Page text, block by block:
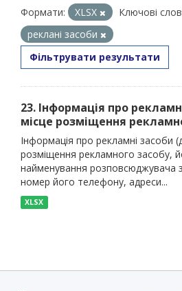
Формати:
XLSX Ключові
реклані засоби
Фільтрувати результати
23. Інформація про
місце розміщення
Інформація про рекламні засоби
розміщення рекламного засобу,
найменування розповсюджувача
номер його телефону, адреси...
XLSX